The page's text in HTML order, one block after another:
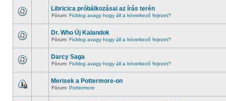
Libricica próbálkozásai az írás terén
Fórum: Ficblog avagy hogy áll a következő fejezet?
Dr. Who Új Kalandok
Fórum: Ficblog avagy hogy áll a következő fejezet?
Darcy Saga
Fórum: Ficblog avagy hogy áll a következő fejezet?
Merisek a Pottermore-on
Fórum: Pottermore